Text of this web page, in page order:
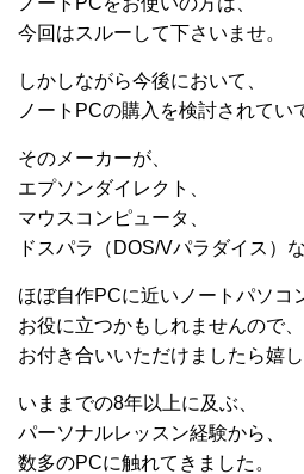
今回はスルーして下さいませ。
しかしながら今後において、
ノートPCの購入を検討されてい
そのメーカーが、
エプソンダイレクト、
マウスコンピュータ、
ドスパラ（DOS/Vパラダイス）な
ほぼ自作PCに近いノートパソコ
お役に立つかもしれませんので、
お付き合いいただけましたら嬉し
いままでの8年以上に及ぶ、
パーソナルレッスン経験から、
数多のPCに触れてきました。